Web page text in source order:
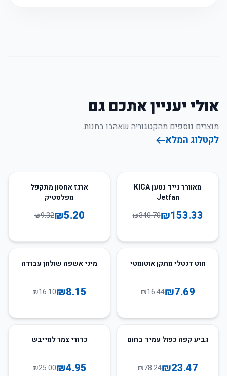
אולי יעניין אתכם גם
מוצרים נוספים מהקטגוריה שאהבו בחנות.
לקטלוג המלא
55
מאוורר נייד נטען KICA
Jetfan
₪153.33
₪340.70
ארגז אחסון מתקפל
מפלסטיק
₪5.20
₪9.32
53
חוט דנטלי מתקן אוטומטי
₪7.69
₪16.44
49
מיני אשפה שולחן עבודה
₪8.15
₪16.10
70%
גביע קפה כפול עמיד בחום
₪23.47
₪78.24
כדורי צמר למייבש
₪4.95
₪25.00